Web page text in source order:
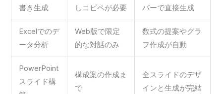
書き生成
しコピペが必要
バーで直接生成
Excelでのデ
ータ分析
Web版で限定
的な対話のみ
数式の提案やグラ
フ作成が自動
PowerPoint
スライド構
構成案の作成ま
で
全スライドのデザ
インと生成が完結